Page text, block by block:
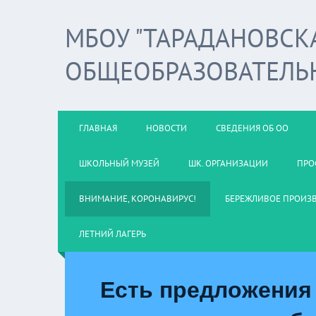
МБОУ
ГЛАВНАЯ НОВОСТИ СВЕДЕНИЯ ОБ ОО
ШКОЛЬНЫЙ МУЗЕЙ ШК. ОРГАНИЗАЦИИ
ВНИМАНИЕ, КОРОНАВИРУС! БЕРЕЖЛИВОЕ
ЛЕТНИЙ ЛАГЕРЬ
Есть